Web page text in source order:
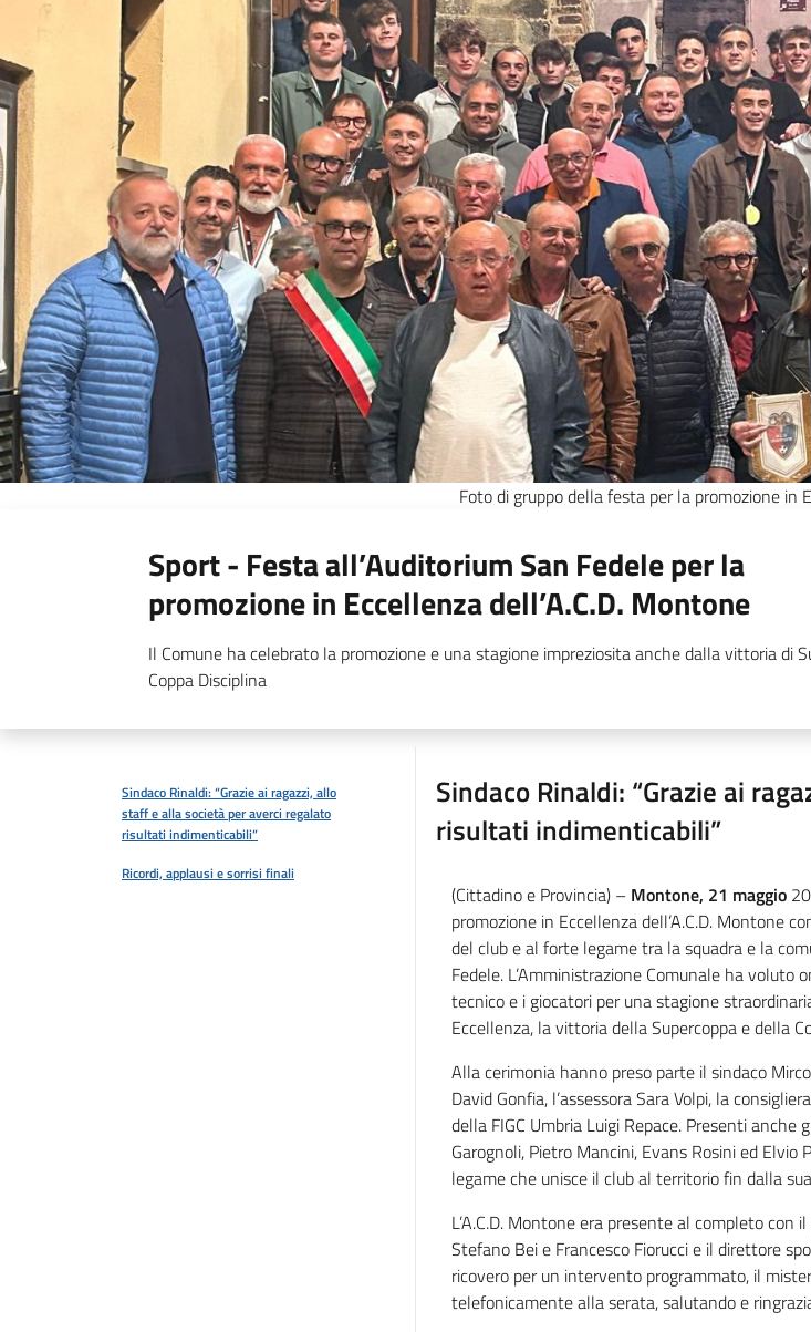
Foto di gruppo della festa per la promozione in
Sport - Festa all’Auditorium San Fedele per la
promozione in Eccellenza dell’A.C.D. Montone
Il Comune ha celebrato la promozione e una stagione impreziosita anche dalla vittoria di
Coppa Disciplina
Sindaco Rinaldi: “Grazie ai ragazzi, allo
staff e alla società per averci regalato
risultati indimenticabili”
Ricordi, applausi e sorrisi finali
Sindaco Rinaldi: “Grazie ai
risultati indimenticabili”
(Cittadino e Provincia) – Montone, 21 maggio
promozione in Eccellenza dell’A.C.D. Montone
del club e al forte legame tra la squadra e la
Fedele. L’Amministrazione Comunale ha
tecnico e i giocatori per una stagione
Eccellenza, la vittoria della Supercoppa e della
Alla cerimonia hanno preso parte il sindaco
David Gonfia, l’assessora Sara Volpi, la
della FIGC Umbria Luigi Repace. Presenti
Garognoli, Pietro Mancini, Evans Rosini ed
legame che unisce il club al territorio fin dalla
L’A.C.D. Montone era presente al completo con
Stefano Bei e Francesco Fiorucci e il direttore
ricovero per un intervento programmato, il
telefonicamente alla serata, salutando e